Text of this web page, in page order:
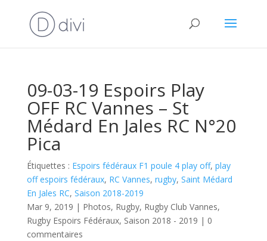
09-03-19 Espoirs Play
OFF RC Vannes – St
Médard En Jales RC N°20
Pica
Étiquettes : Espoirs fédéraux F1 poule 4 play off, play
off espoirs fédéraux, RC Vannes, rugby, Saint Médard
En Jales RC, Saison 2018-2019
Mar 9, 2019 | Photos, Rugby, Rugby Club Vannes,
Rugby Espoirs Fédéraux, Saison 2018 - 2019 | 0
commentaires